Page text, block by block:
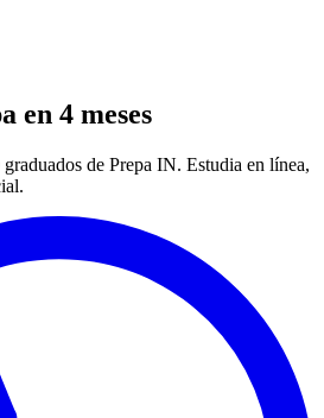
en 4 meses
de Prepa IN. Estudia en línea,